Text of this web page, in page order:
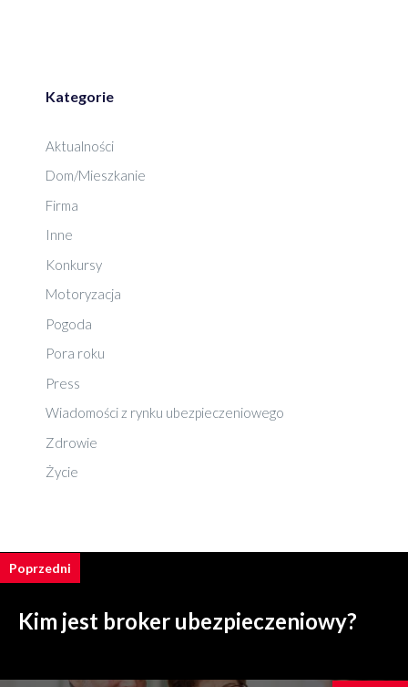
Kategorie
Aktualności
Dom/Mieszkanie
Firma
Inne
Konkursy
Motoryzacja
Pogoda
Pora roku
Press
Wiadomości z rynku ubezpieczeniowego
Zdrowie
Życie
Poprzedni
Kim jest broker ubezpieczeniowy?